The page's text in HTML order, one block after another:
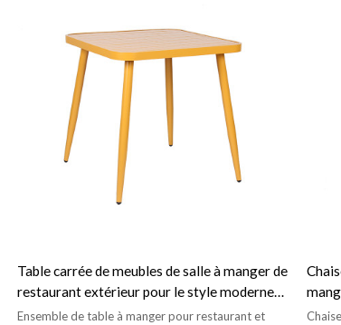
Table carrée de meubles de salle à manger de
restaurant extérieur pour le style moderne
de salle à manger de terrasse
Ensemble de table à manger pour restaurant et